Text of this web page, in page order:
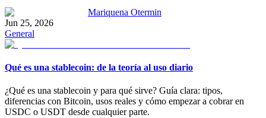
Mariquena Otermin
Jun 25, 2026
General
Qué es una stablecoin: de la teoría al uso diario
¿Qué es una stablecoin y para qué sirve? Guía clara: tipos,
diferencias con Bitcoin, usos reales y cómo empezar a cobrar en
USDC o USDT desde cualquier parte.